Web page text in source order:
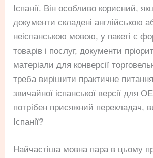
Іспанії. Він особливо корисний,
документи складені англійською
неіспанською мовою, у пакеті є
товарів і послуг, документи
матеріали для конверсії
треба вирішити практичне
звичайної іспанської версії для
потрібен присяжний перекладач,
Іспанії?
Найчастіша мовна пара в цьому